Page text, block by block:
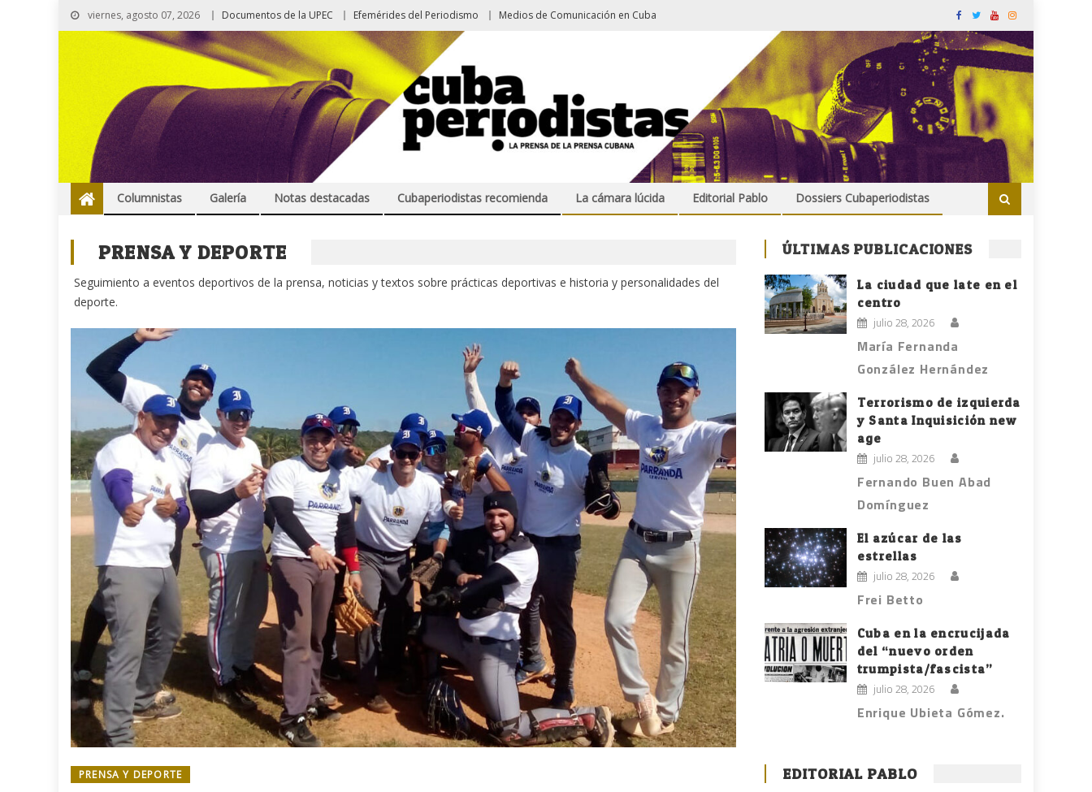
viernes, agosto 07, 2026 Documentos de la UPEC Efemérides del Periodismo Medios de Comunicación en Cuba
Columnistas Galería Notas destacadas Cubaperiodistas recomienda La cámara lúcida Editorial Pablo Dossiers Cubaperiodistas
PRENSA Y DEPORTE
Seguimiento a eventos deportivos de la prensa, noticias y textos sobre prácticas deportivas e historia y personalidades del
deporte.
PRENSA Y DEPORTE
ÚLTIMAS PUBLICACIONES
La ciudad que late en el
centro
julio 28, 2026
María Fernanda
González Hernández
Terrorismo de izquierda
y Santa Inquisición new
age
julio 28, 2026
Fernando Buen Abad
Domínguez
El azúcar de las
estrellas
julio 28, 2026
Frei Betto
Cuba en la encrucijada
del “nuevo orden
trumpista/fascista”
julio 28, 2026
Enrique Ubieta Gómez.
EDITORIAL PABLO